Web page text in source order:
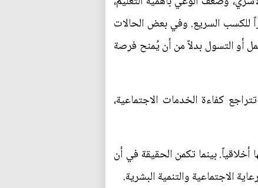
للكسب السريع. وفي بعض الحالات
أو التسول بدلاً من أن يُمنح فرصة
كفاءة الخدمات الاجتماعية،
بينما تكمن الحقيقة في أن
الاجتماعية والتنمية البشرية.